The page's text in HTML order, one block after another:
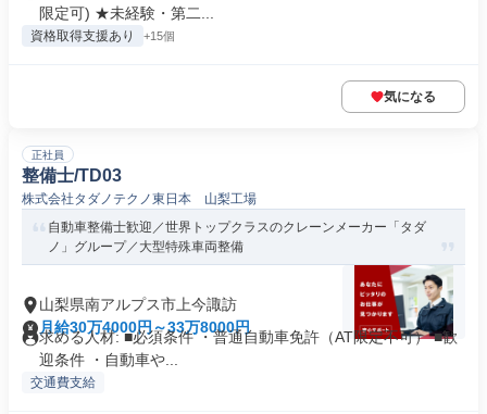
限定可) ★未経験・第二...
資格取得支援あり +15個
気になる
正社員
整備士/TD03
株式会社タダノテクノ東日本 山梨工場
自動車整備士歓迎／世界トップクラスのクレーンメーカー「タダ
ノ」グループ／大型特殊車両整備
山梨県南アルプス市上今諏訪
月給30万4000円～33万8000円
求める人材: ■必須条件 ・普通自動車免許（AT限定不可） ■歓
迎条件 ・自動車や...
交通費支給